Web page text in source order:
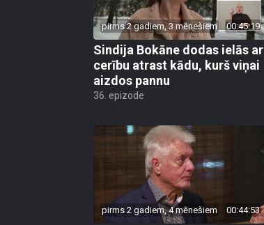
pirms 2 gadiem, 3 mēnešiem 00:45:19
Sindija Bokāne dodas ielās ar
cerību atrast kādu, kurš viņai
aizdos pannu
36. epizode
pirms 2 gadiem, 4 mēnešiem 00:44:53